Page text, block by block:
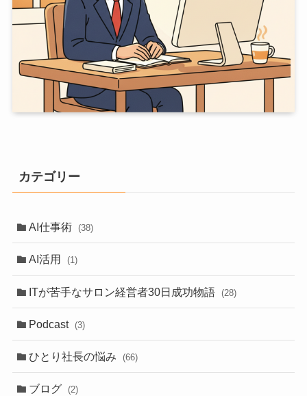
カテゴリー
AI仕事術 (38)
AI活用 (1)
ITが苦手なサロン経営者30日成功物語 (28)
Podcast (3)
ひとり社長の悩み (66)
ブログ (2)